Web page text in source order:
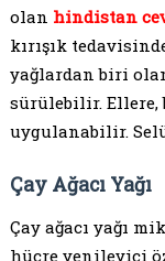
olan hindistan
kırışık
yağlardan biri
sürülebilir. Ellere,
uygulanabilir.
Çay Ağacı Yağı
Çay ağacı yağı
hücre yenileyici